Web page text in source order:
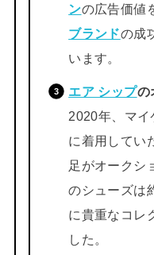
ンの広告価値
ブランドの成
います。
エア シップの
2020年、マイ
に着用してい
足がオークシ
のシューズは
に貴重なコレ
した。